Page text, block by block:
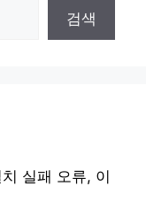
검색
실패 오류, 이